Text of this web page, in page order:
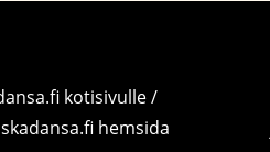
kotisivulle /
hemsida